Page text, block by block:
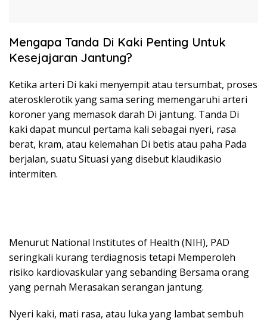
Mengapa Tanda Di Kaki Penting Untuk
Kesejajaran Jantung?
Ketika arteri Di kaki menyempit atau tersumbat, proses
aterosklerotik yang sama sering memengaruhi arteri
koroner yang memasok darah Di jantung. Tanda Di
kaki dapat muncul pertama kali sebagai nyeri, rasa
berat, kram, atau kelemahan Di betis atau paha Pada
berjalan, suatu Situasi yang disebut klaudikasio
intermiten.
Menurut National Institutes of Health (NIH), PAD
seringkali kurang terdiagnosis tetapi Memperoleh
risiko kardiovaskular yang sebanding Bersama orang
yang pernah Merasakan serangan jantung.
Nyeri kaki, mati rasa, atau luka yang lambat sembuh